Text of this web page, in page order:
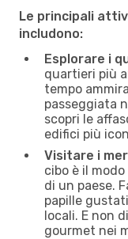
Le principali
includono:
Esplorare i
quartieri più
tempo
passeggiata
scopri le
edifici più
Visitare i
cibo è il
di un paese.
papille
locali. E non
gourmet nei